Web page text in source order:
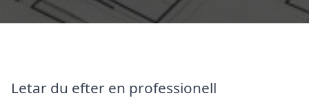
Letar du efter en professionell